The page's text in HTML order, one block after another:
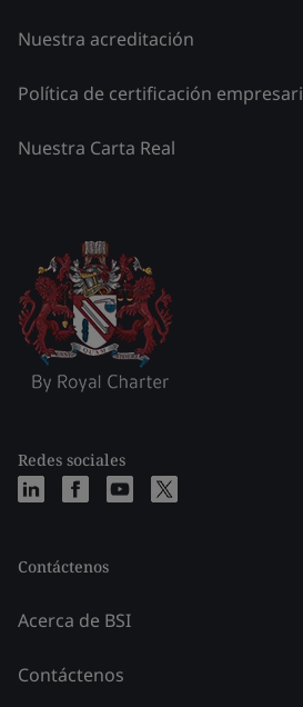
Nuestra acreditación
Política de certificación
Nuestra Carta Real
Redes sociales
Contáctenos
Acerca de BSI
Contáctenos